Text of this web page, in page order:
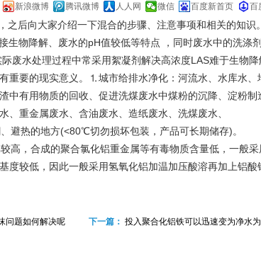
1 2 3 4
新浪微博 腾讯微博 人人网 微信 百度新首页 百
之后向大家介绍一下混合的步骤、注意事项和相关的知识
生物降解、废水的pH值较低等特点 ，同时废水中的洗涤
废水处理过程中常采用絮凝剂解决高浓度LAS难于生物
重要的现实意义。⒈城市给排水净化：河流水、水库水、
有用物质的回收、促进洗煤废水中煤粉的沉降、淀粉
、重金属废水、含油废水、造纸废水、洗煤废水、
避热的地方(<80℃切勿损坏包装，产品可长期储存)。
高，合成的聚合氯化铝重金属等有毒物质含量低，一般
度较低，因此一般采用氢氧化铝加温加压酸溶再加上铝酸
问题如何解决呢 下一篇： 投入聚合化铝铁可以迅速变为净水